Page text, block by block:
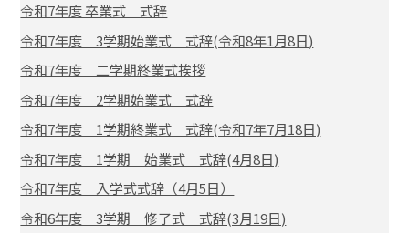
令和7年度 卒業式 式辞
令和7年度 3学期始業式 式辞(令和8年1月8日)
令和7年度 二学期終業式挨拶
令和7年度 2学期始業式 式辞
令和7年度 1学期終業式 式辞(令和7年7月18日)
令和7年度 1学期 始業式 式辞(4月8日)
令和7年度 入学式式辞（4月5日）
令和6年度 3学期 修了式 式辞(3月19日)